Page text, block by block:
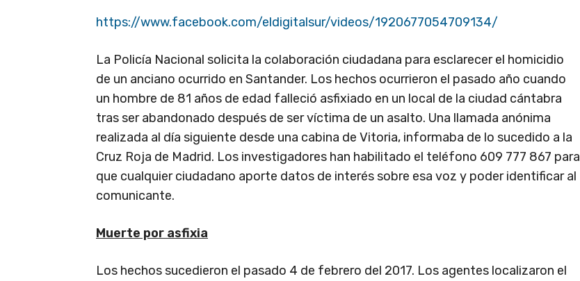
https://www.facebook.com/eldigitalsur/videos/1920677054709134/
La Policía Nacional solicita la colaboración ciudadana para esclarecer el homicidio
de un anciano ocurrido en Santander. Los hechos ocurrieron el pasado año cuando
un hombre de 81 años de edad falleció asfixiado en un local de la ciudad cántabra
tras ser abandonado después de ser víctima de un asalto. Una llamada anónima
realizada al día siguiente desde una cabina de Vitoria, informaba de lo sucedido a la
Cruz Roja de Madrid. Los investigadores han habilitado el teléfono 609 777 867 para
que cualquier ciudadano aporte datos de interés sobre esa voz y poder identificar al
comunicante.
Muerte por asfixia
Los hechos sucedieron el pasado 4 de febrero del 2017. Los agentes localizaron el